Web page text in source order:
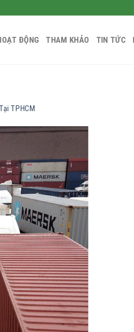
ĐỘNG THAM KHẢO TIN TỨC
TPHCM